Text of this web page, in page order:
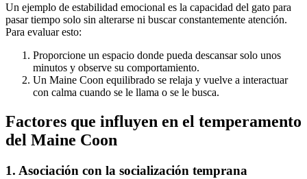
Un ejemplo de estabilidad emocional es la capacidad del gato para
pasar tiempo solo sin alterarse ni buscar constantemente atención.
Para evaluar esto:
Proporcione un espacio donde pueda descansar solo unos
minutos y observe su comportamiento.
Un Maine Coon equilibrado se relaja y vuelve a interactuar
con calma cuando se le llama o se le busca.
Factores que influyen en el temperamento
del Maine Coon
1. Asociación con la socialización temprana